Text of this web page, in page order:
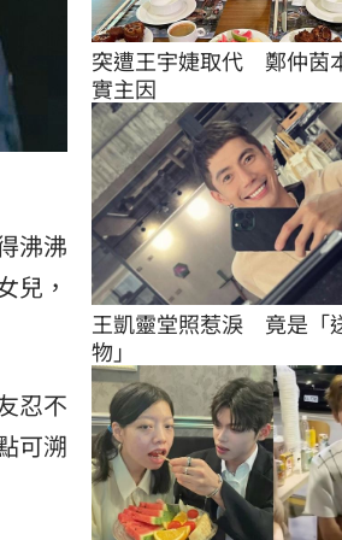
沸沸
兒，
忍不
可溯
突遭王宇婕取代　鄭仲茵
實主因
王凱靈堂照惹淚　竟是「
物」